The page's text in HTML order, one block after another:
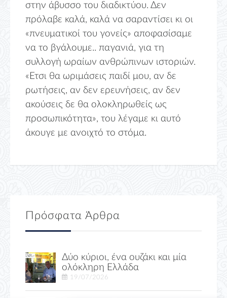
στην άβυσσο του διαδικτύου. Δεν
πρόλαβε καλά, καλά να σαραντίσει κι οι
«πνευματικοί του γονείς» αποφασίσαμε
να το βγάλουμε.. παγανιά, για τη
συλλογή ωραίων ανθρώπινων ιστοριών.
«Ετσι θα ωριμάσεις παιδί μου, αν δε
ρωτήσεις, αν δεν ερευνήσεις, αν δεν
ακούσεις δε θα ολοκληρωθείς ως
προσωπικότητα», του λέγαμε κι αυτό
άκουγε με ανοιχτό το στόμα.
Πρόσφατα Άρθρα
Δύο κύριοι, ένα ουζάκι και μία
ολόκληρη Ελλάδα
19/07/2026